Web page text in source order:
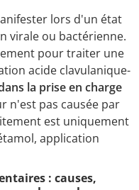
lors d'un état
virale ou bactérienne.
pour traiter une
acide clavulanique-
la prise en charge
n'est pas causée par
est uniquement
application
: causes,